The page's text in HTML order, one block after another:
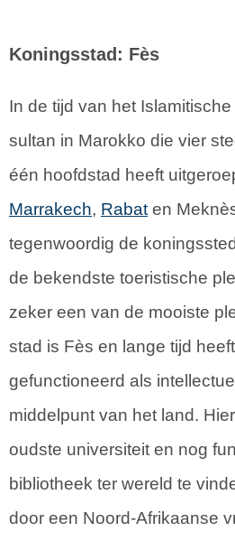
Koningsstad: Fès
In de tijd van het
sultan in Marokko die vier
één hoofdstad heeft
Marrakech, Rabat en
tegenwoordig de
de bekendste toeristische
zeker een van de mooiste
stad is Fès en lange tijd
gefunctioneerd als
middelpunt van het land.
oudste universiteit en nog
bibliotheek ter wereld te
door een Noord-Afrikaanse